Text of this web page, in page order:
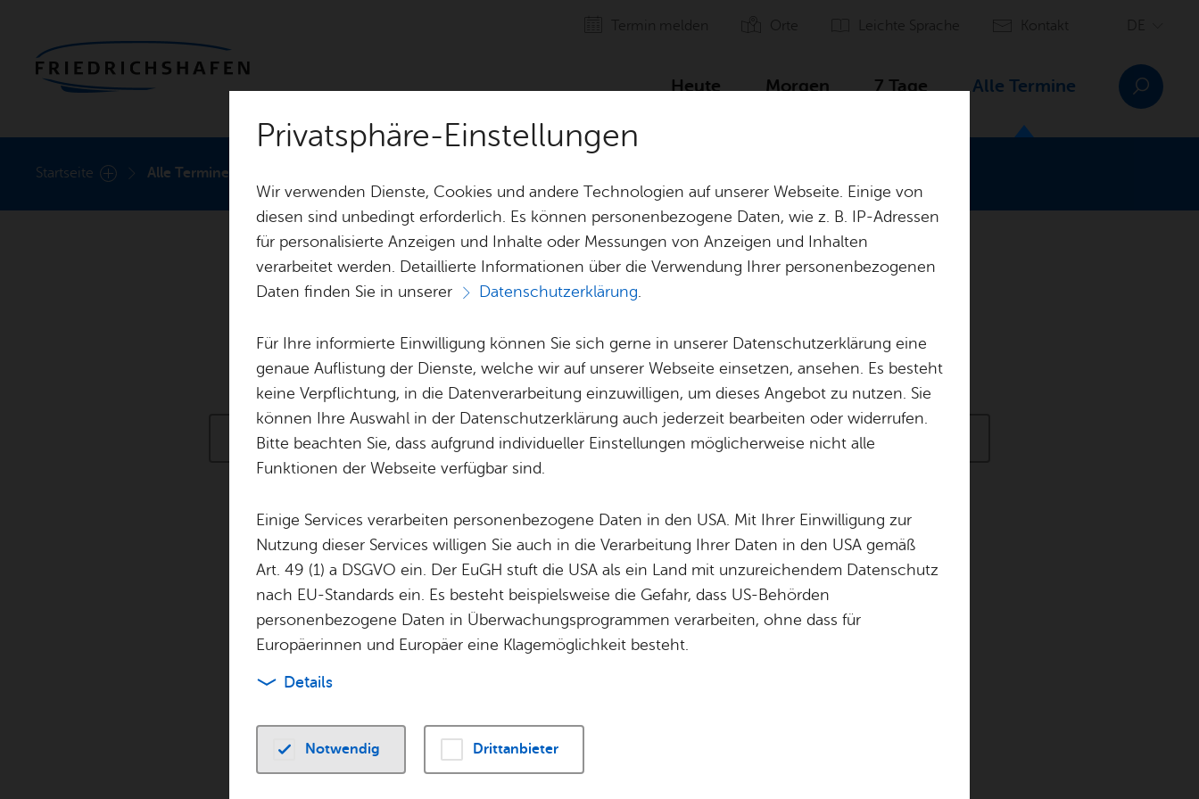
Ter­min mel­den Orte Leich­te Spra­che Kon­takt
Heute Mor­gen 7 Tage Alle Ter­mi­ne
Heute
Start­sei­te Alle Ter­mi­ne
Alle Ter­mi­ne
- Alle Ka­te­go­ri­en - - Alle Zeit­räu­me - Erweiterte Suche
Sams­tag, 15. Au­gust 2026– Frei­tag, 28. Au­gust 2026, BDJK Fe­ri­en­welt – Zelt­la­ger See­moos
BDKJ Fe­ri­en­welt: Zelt­la­ger See­moos Pluto, Sa­turn und Ju­pi­ter – Fe­ri­en­spaß
am Bo­den­see
Fe­ri­en­pro­gramm, Kin­der & Fa­mi­lie
Sams­tag, 15. Au­gust 2026
Märk­te
Sams­tag, 15. Au­gust 2026, 10:00 Uhr
Privatsphäre-Einstellungen
Wir verwenden Dienste, Cookies und andere Technologien auf unserer Webseite. Einige von
diesen sind unbedingt erforderlich. Es können personenbezogene Daten, wie z. B. IP-Adressen
für personalisierte Anzeigen und Inhalte oder Messungen von Anzeigen und Inhalten
verarbeitet werden. Detaillierte Informationen über die Verwendung Ihrer personenbezogenen
Daten finden Sie in unserer
Datenschutzerklärung.
Für Ihre informierte Einwilligung können Sie sich gerne in unserer Datenschutzerklärung eine
genaue Auflistung der Dienste, welche wir auf unserer Webseite einsetzen, ansehen. Es besteht
keine Verpflichtung, in die Datenverarbeitung einzuwilligen, um dieses Angebot zu nutzen. Sie
können Ihre Auswahl in der Datenschutzerklärung auch jederzeit bearbeiten oder widerrufen.
Bitte beachten Sie, dass aufgrund individueller Einstellungen möglicherweise nicht alle
Funktionen der Webseite verfügbar sind.
Einige Services verarbeiten personenbezogene Daten in den USA. Mit Ihrer Einwilligung zur
Nutzung dieser Services willigen Sie auch in die Verarbeitung Ihrer Daten in den USA gemäß
Art. 49 (1) a DSGVO ein. Der EuGH stuft die USA als ein Land mit unzureichendem Datenschutz
nach EU-Standards ein. Es besteht beispielsweise die Gefahr, dass US-Behörden
personenbezogene Daten in Überwachungsprogrammen verarbeiten, ohne dass für
Europäerinnen und Europäer eine Klagemöglichkeit besteht.
Details
Notwendig Drittanbieter